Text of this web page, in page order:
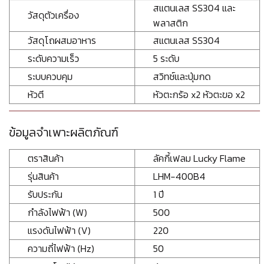
วัสดุตัวเครื่อง
สแตนเลส SS304 และ
พลาสติก
วัสดุโถผสมอาหาร
สแตนเลส SS304
ระดับความเร็ว
5 ระดับ
ระบบควบคุม
สวิทช์และปุ่มกด
หัวตี
หัวตะกร้อ x2 หัวตะขอ x2
ข้อมูลจำเพาะผลิตภัณฑ์
ตราสินค้า
ลัคกี้เฟลม Lucky Flame
รุ่นสินค้า
LHM-400B4
รับประกัน
1 ปี
กำลังไฟฟ้า (W)
500
แรงดันไฟฟ้า (V)
220
ความถี่ไฟฟ้า (Hz)
50